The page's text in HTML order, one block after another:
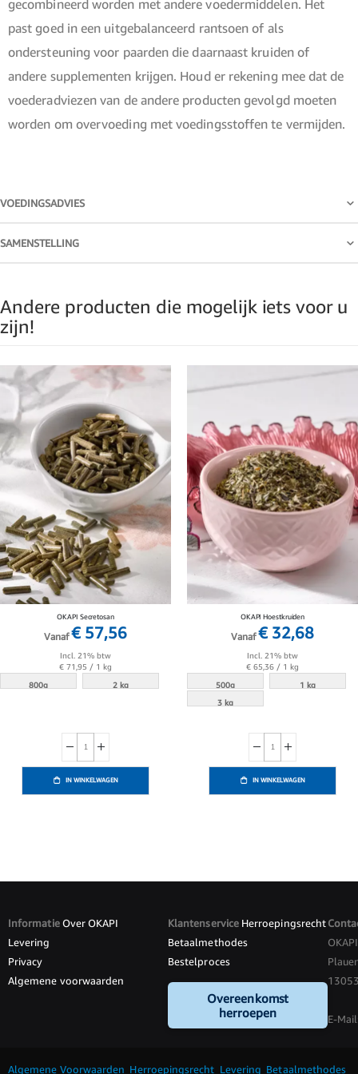
gecombineerd worden met andere voedermiddelen. Het
past goed in een uitgebalanceerd rantsoen of als
ondersteuning voor paarden die daarnaast kruiden of
andere supplementen krijgen. Houd er rekening mee dat de
voederadviezen van de andere producten gevolgd moeten
worden om overvoeding met voedingsstoffen te vermijden.
VOEDINGSADVIES
SAMENSTELLING
Andere producten die mogelijk iets voor u
zijn!
OKAPI Secretosan
Vanaf € 57,56
Incl. 21% btw
€ 71,95 / 1 kg
800g
2 kg
IN WINKELWAGEN
OKAPI Hoestkruiden
Vanaf € 32,68
Incl. 21% btw
€ 65,36 / 1 kg
500g
1 kg
3 kg
IN WINKELWAGEN
Informatie Over OKAPI
Levering
Privacy
Algemene voorwaarden
Klantenservice Herroepingsrecht
Betaalmethodes
Bestelproces
Overeenkomst
herroepen
E-
Algemene Voorwaarden Herroepingsrecht Levering Betaalmethodes